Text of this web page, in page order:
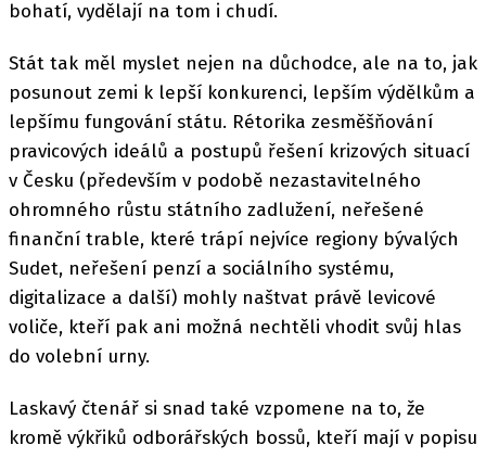
bohatí, vydělají na tom i chudí.
Stát tak měl myslet nejen na důchodce, ale na to, jak
posunout zemi k lepší konkurenci, lepším výdělkům a
lepšímu fungování státu. Rétorika zesměšňování
pravicových ideálů a postupů řešení krizových situací
v Česku (především v podobě nezastavitelného
ohromného růstu státního zadlužení, neřešené
finanční trable, které trápí nejvíce regiony bývalých
Sudet, neřešení penzí a sociálního systému,
digitalizace a další) mohly naštvat právě levicové
voliče, kteří pak ani možná nechtěli vhodit svůj hlas
do volební urny.
Laskavý čtenář si snad také vzpomene na to, že
kromě výkřiků odborářských bossů, kteří mají v popisu